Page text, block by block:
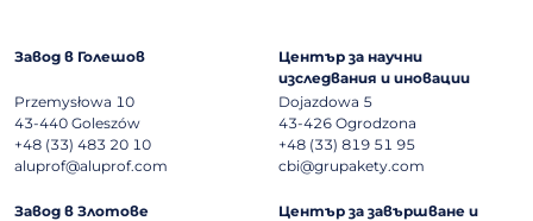
Завод в Голешов
Przemysłowa 10
43-440 Goleszów
+48 (33) 483 20 10
aluprof@aluprof.com
Център за научни
изследвания и иновации
Dojazdowa 5
43-426 Ogrodzona
+48 (33) 819 51 95
cbi@grupakety.com
Завод в Злотове
Център за завършване и